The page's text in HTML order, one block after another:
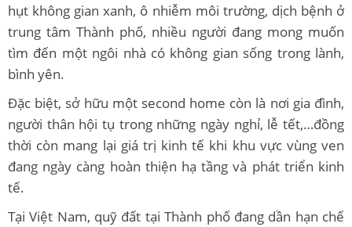
hụt không gian xanh, ô nhiễm môi trường, dịch bệnh ở
trung tâm Thành phố, nhiều người đang mong muốn
tìm đến một ngôi nhà có không gian sống trong lành,
bình yên.
Đặc biệt, sở hữu một second home còn là nơi gia đình,
người thân hội tụ trong những ngày nghỉ, lễ tết,…đồng
thời còn mang lại giá trị kinh tế khi khu vực vùng ven
đang ngày càng hoàn thiện hạ tầng và phát triển kinh
tế.
Tại Việt Nam, quỹ đất tại Thành phố đang dần hạn chế